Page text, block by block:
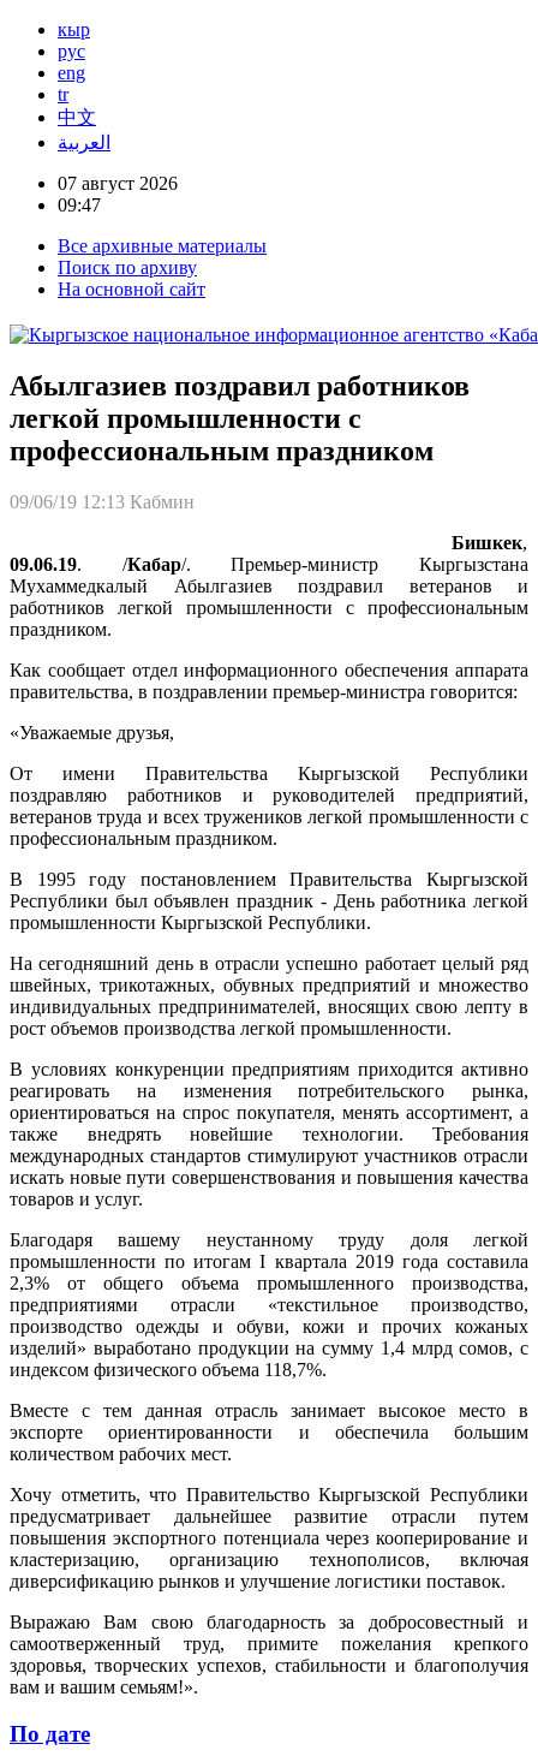
кыр
рус
eng
tr
中文
العربية
07 август 2026
09:47
Все архивные материалы
Поиск по архиву
На основной сайт
Абылгазиев поздравил работников
легкой промышленности с
профессиональным праздником
09/06/19 12:13 Кабмин
Бишкек,
09.06.19. /Кабар/. Премьер-министр Кыргызстана
Мухаммедкалый Абылгазиев поздравил ветеранов и
работников легкой промышленности с профессиональным
праздником.
Как сообщает отдел информационного обеспечения аппарата
правительства, в поздравлении премьер-министра говорится:
«Уважаемые друзья,
От имени Правительства Кыргызской Республики
поздравляю работников и руководителей предприятий,
ветеранов труда и всех тружеников легкой промышленности с
профессиональным праздником.
В 1995 году постановлением Правительства Кыргызской
Республики был объявлен праздник - День работника легкой
промышленности Кыргызской Республики.
На сегодняшний день в отрасли успешно работает целый ряд
швейных, трикотажных, обувных предприятий и множество
индивидуальных предпринимателей, вносящих свою лепту в
рост объемов производства легкой промышленности.
В условиях конкуренции предприятиям приходится активно
реагировать на изменения потребительского рынка,
ориентироваться на спрос покупателя, менять ассортимент, а
также внедрять новейшие технологии. Требования
международных стандартов стимулируют участников отрасли
искать новые пути совершенствования и повышения качества
товаров и услуг.
Благодаря вашему неустанному труду доля легкой
промышленности по итогам I квартала 2019 года составила
2,3% от общего объема промышленного производства,
предприятиями отрасли «текстильное производство,
производство одежды и обуви, кожи и прочих кожаных
изделий» выработано продукции на сумму 1,4 млрд сомов, с
индексом физического объема 118,7%.
Вместе с тем данная отрасль занимает высокое место в
экспорте ориентированности и обеспечила большим
количеством рабочих мест.
Хочу отметить, что Правительство Кыргызской Республики
предусматривает дальнейшее развитие отрасли путем
повышения экспортного потенциала через кооперирование и
кластеризацию, организацию технополисов, включая
диверсификацию рынков и улучшение логистики поставок.
Выражаю Вам свою благодарность за добросовестный и
самоотверженный труд, примите пожелания крепкого
здоровья, творческих успехов, стабильности и благополучия
вам и вашим семьям!».
По дате